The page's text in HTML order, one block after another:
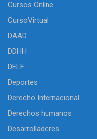
Cursos Online
CursoVirtual
DAAD
DDHH
DELF
Deportes
Derecho Internacional
Derechos humanos
Desarrolladores